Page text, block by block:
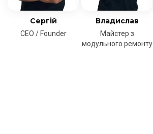
Сергій
CEO / Founder
Владислав
Майстер з
модульного ремонту